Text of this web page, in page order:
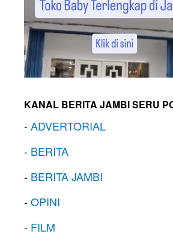
KANAL BERITA JAMBI SERU
-ADVERTORIAL
- BERITA
- BERITA JAMBI
-OPINI
- FILM